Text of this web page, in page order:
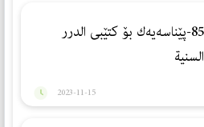
85-پێناسەیەك بۆ كتێبی الدرر
السنیة
2023-11-15